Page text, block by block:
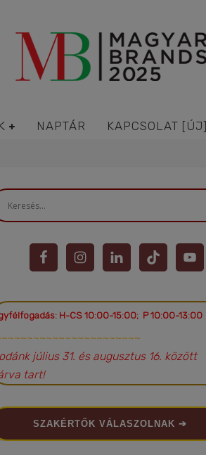
NAPTÁR KAPCSOLAT [ÚJ]
H-CS 10:00-15:00; P 10:00-13:00
július 31. és augusztus 16. között
tart!
SZAKÉRTŐK VÁLASZOLNAK ➔